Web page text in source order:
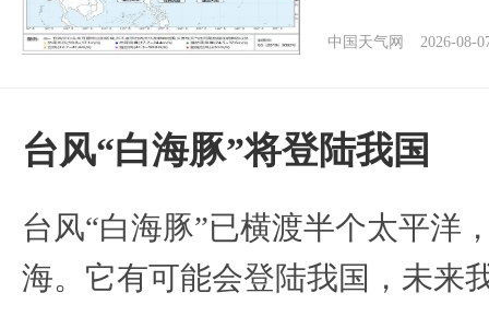
中国天气网 2026-08-
台风“白海豚”将登陆我国
台风“白海豚”已横渡半个太平洋
海。它有可能会登陆我国，未来